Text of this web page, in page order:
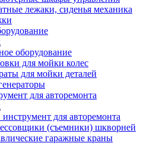
лежаки, сиденья механика
оборудование
для мойки колес
для мойки деталей
для авторемонта
для авторемонта
(съемники) шкворней
гаражные краны